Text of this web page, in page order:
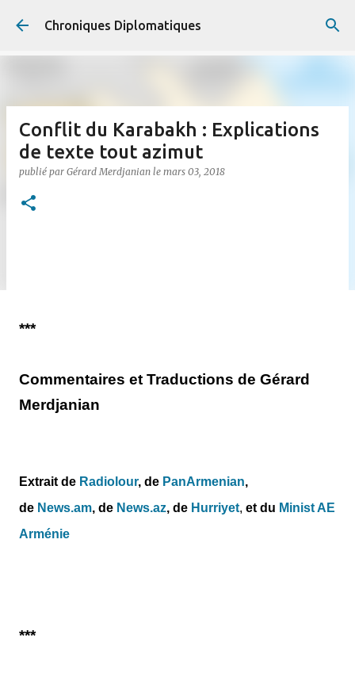
Accéder au contenu principal
Chroniques Diplomatiques
Conflit du Karabakh : Explications
de texte tout azimut
publié par Gérard Merdjanian le mars 03, 2018
***
Commentaires et Traductions de Gérard
Merdjanian
Extrait de Radiolour, de PanArmenian,
de News.am, de News.az, de Hurriyet, et du Minist AE
Arménie
***